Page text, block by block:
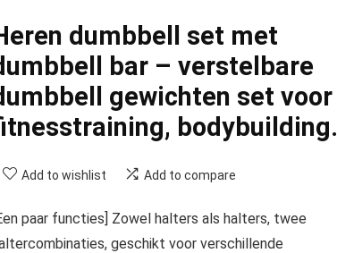
dumbbell set met
bar – verstelbare
gewichten set voor
Add to wishlist Add to compare
paar functies] Zowel halters als halters, twee
geschikt voor verschillende